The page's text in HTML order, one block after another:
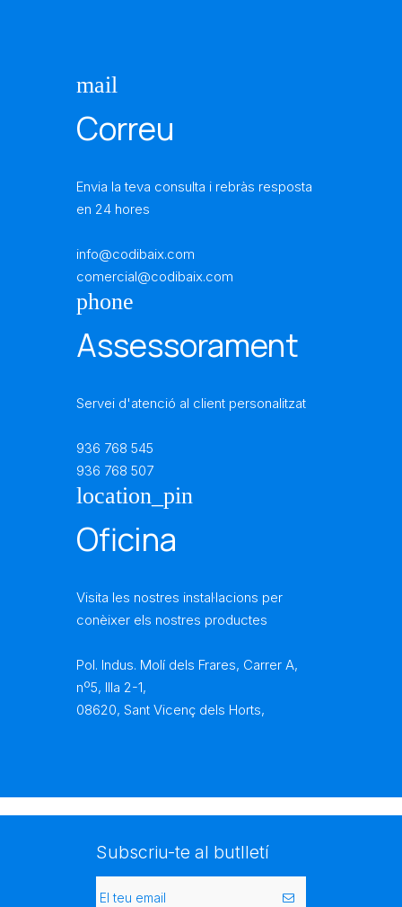
mail
Correu
Envia la teva consulta i rebràs resposta
en 24 hores
info@codibaix.com
comercial@codibaix.com
phone
Assessorament
Servei d'atenció al client personalitzat
936 768 545
936 768 507
location_pin
Oficina
Visita les nostres instal·lacions per
conèixer els nostres productes
Pol. Indus. Molí dels Frares, Carrer A,
nº5, Illa 2-1,
08620, Sant Vicenç dels Horts,
Subscriu-te al butlletí